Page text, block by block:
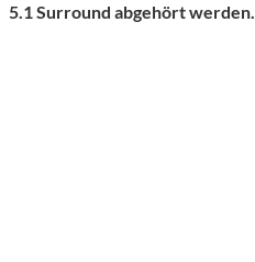
5.1 Surround abgehört werden.